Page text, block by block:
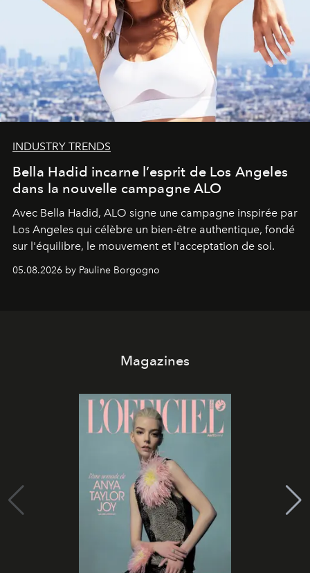
INDUSTRY TRENDS
Bella Hadid incarne l’esprit de Los Angeles
dans la nouvelle campagne ALO
Avec Bella Hadid, ALO signe une campagne inspirée par
Los Angeles qui célèbre un bien-être authentique, fondé
sur l'équilibre, le mouvement et l'acceptation de soi.
05.08.2026 by Pauline Borgogno
Magazines